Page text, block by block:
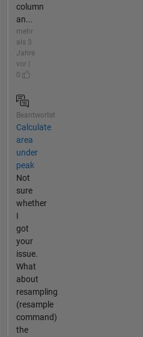
column
an...
mehr
als 3
Jahre
vor |
0
Beantwortet
Calculate
area
under
peak
Not
sure
whether
I
got
your
issue.
What
about
resampling
(resample
command)
the